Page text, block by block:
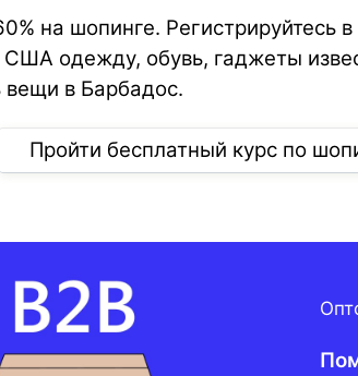
на шопинге. Регистрируйтесь
США одежду, обувь, гаджеты
вещи в Барбадос.
Пройти бесплатный курс по